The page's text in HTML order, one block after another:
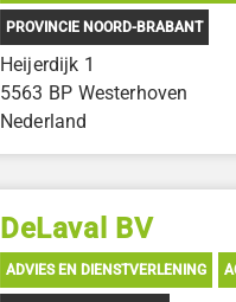
PROVINCIE NOORD-BRABANT
Heijerdijk 1
5563 BP Westerhoven
Nederland
DeLaval BV
ADVIES EN DIENSTVERLENING